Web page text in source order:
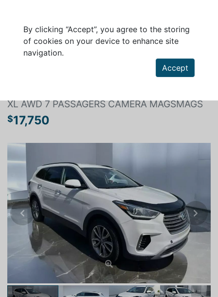
By clicking “Accept”, you agree to the storing
of cookies on your device to enhance site
navigation.
Accept
XL AWD 7 PASSAGERS CAMERA MAGSMAGS
$17,750
Previous Next